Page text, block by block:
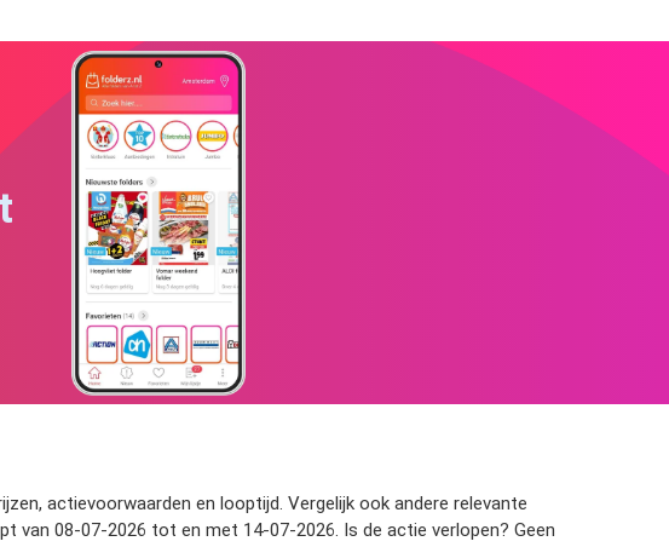
actievoorwaarden en looptijd. Vergelijk ook andere relevante
van 08-07-2026 tot en met 14-07-2026. Is de actie verlopen? Geen